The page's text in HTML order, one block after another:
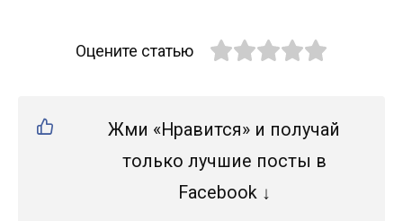
Оцените статью
Жми «Нравится» и получай
только лучшие посты в
Facebook ↓